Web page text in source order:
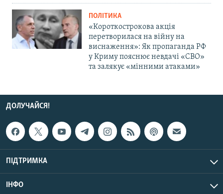
ПОЛІТИКА
«Короткострокова акція
перетворилася на війну на
виснаження»: Як пропаганда РФ
у Криму пояснює невдачі «СВО»
та залякує «мінними атаками»
ДОЛУЧАЙСЯ!
ПІДТРИМКА
ІНФО